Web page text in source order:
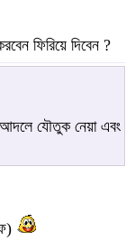
ফিরিয়ে দিবেন ?
আদলে যৌতুক নেয়া এবং